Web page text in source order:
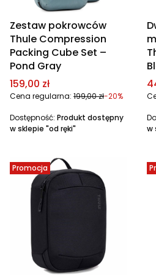
Zestaw pokrowców
Thule Compression
Packing Cube Set –
Pond Gray
Cena promocyjna
159,00 zł
Cena regularna: 199,00 zł-20%
Dostępność: Produkt dostępny
w sklepie "od ręki"
w
Promocja